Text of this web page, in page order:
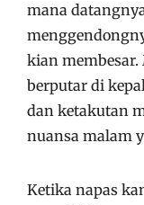
mana
kian
berputar di
dan ketakutan
nuansa malam
Ketika napas